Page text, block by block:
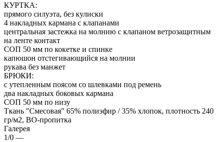
КУРТКА:
прямого силуэта, без кулиски
4 накладных кармана с клапанами
центральная застежка на молнию с клапаном ветрозащитным
на ленте контакт
СОП 50 мм по кокетке и спинке
капюшон отстегивающийся на молнии
рукава без манжет
БРЮКИ:
с утепленным поясом со шлевками под ремень
два накладных боковых кармана
СОП 50 мм по низу
Ткань "Смесовая" 65% полиэфир / 35% хлопок, плотность 240
гр/м2, ВО-пропитка
Галерея
1/0 —